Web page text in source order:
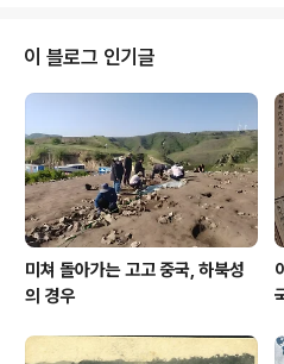
별세(종합) 이에서 김금화가 차지하는 위상을
고 본다. 따라서 자칫 췌언일 수도 있는 두어
런 곳에서 주어들은 말들을 버무리는 수준에
을 나 나름으로는 대신하고자 한다. 무형문
특히 무속계에서 김금화라는 이름은 그 대명
만, 어찌된 셈인지 나는 고인과 이..
이 블로그 인기글
미쳐 돌아가는 고고 중국, 하북성
의 경우